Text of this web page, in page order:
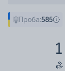
Проба:585
1